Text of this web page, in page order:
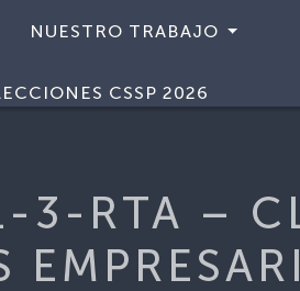
NUESTRO TRABAJO
CSSP 2026
RTA – CLINICAS
3-RTA –